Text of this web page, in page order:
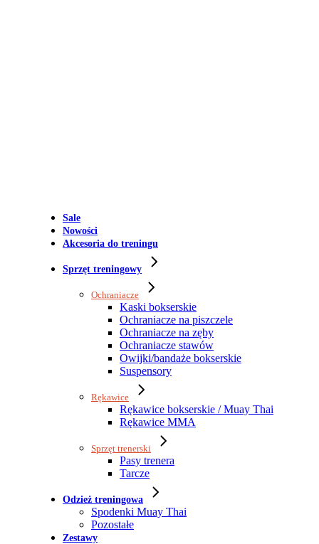
Sale
Nowości
Akcesoria do treningu
Sprzęt treningowy
Ochraniacze
Kaski bokserskie
Ochraniacze na piszczele
Ochraniacze na zęby
Ochraniacze stawów
Owijki/bandaże bokserskie
Suspensory
Rękawice
Rękawice bokserskie / Muay Thai
Rękawice MMA
Sprzęt trenerski
Pasy trenera
Tarcze
Odzież treningowa
Spodenki Muay Thai
Pozostałe
Zestawy